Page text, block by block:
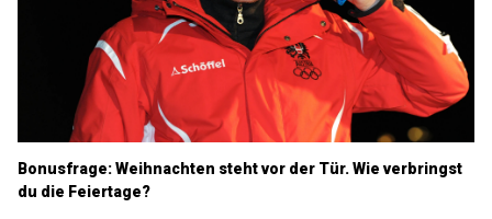
Bonusfrage: Weihnachten steht vor der Tür. Wie verbringst
du die Feiertage?